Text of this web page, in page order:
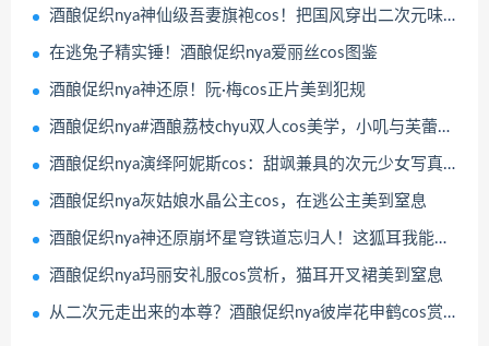
酒酿促织nya神仙级吾妻旗袍cos！把国风穿出二次元味道
在逃兔子精实锤！酒酿促织nya爱丽丝cos图鉴
酒酿促织nya神还原！阮·梅cos正片美到犯规
酒酿促织nya#酒酿荔枝chyu双人cos美学，小叽与芙蕾雅的跨次元神还原
酒酿促织nya演绎阿妮斯cos：甜飒兼具的次元少女写真全记录
酒酿促织nya灰姑娘水晶公主cos，在逃公主美到窒息
酒酿促织nya神还原崩坏星穹铁道忘归人！这狐耳我能玩一年
酒酿促织nya玛丽安礼服cos赏析，猫耳开叉裙美到窒息
从二次元走出来的本尊？酒酿促织nya彼岸花申鹤cos赏析